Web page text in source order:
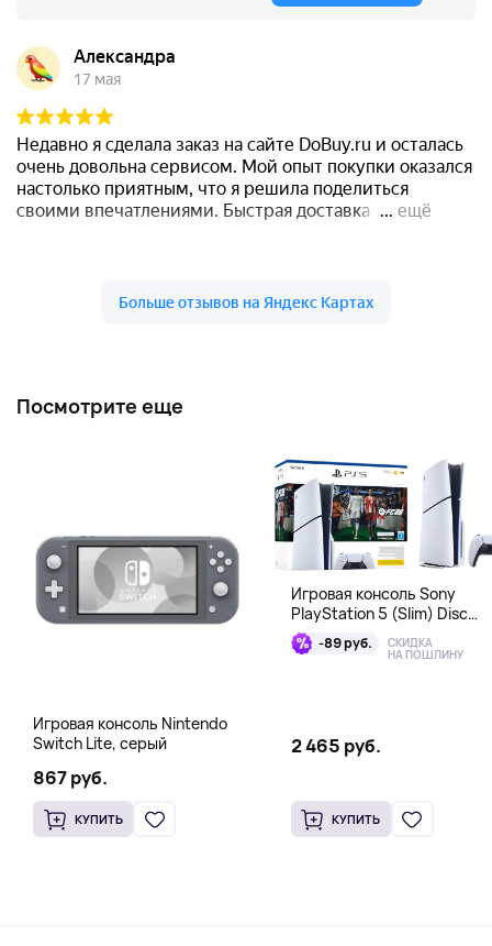
Посмотрите еще
Игровая консоль Nintendo
Switch Lite, серый
867 руб.
КУПИТЬ
Игровая консоль Sony
PlayStation 5 (Slim) Disc
Edition + EA Sports FC 26
Bundle-89 руб. СКИДКА
НА ПОШЛИНУ
2 465 руб.
КУПИТЬ